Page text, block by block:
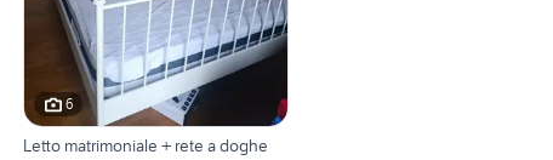
6
Letto matrimoniale + rete a doghe